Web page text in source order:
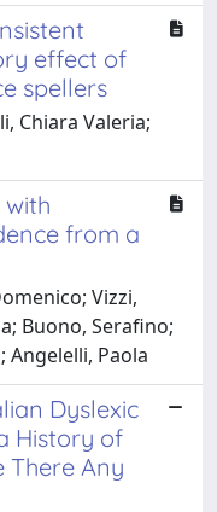
effect of
spellers
Chiara Valeria;
from a
Vizzi,
Buono, Serafino;
Angelelli, Paola
Dyslexic
History of
There Any